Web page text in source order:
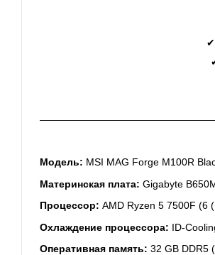
✔
Модель: MSI MAG Forge M100R
Материнская плата: Gigabyte
Процессор: AMD Ryzen 5 7500F (6
Охлаждение процессора: ID-
Оперативная память: 32 GB DDR5